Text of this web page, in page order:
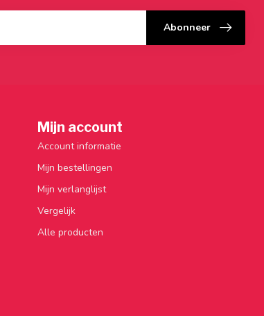
Abonneer
Mijn account
Account informatie
Mijn bestellingen
Mijn verlanglijst
Vergelijk
Alle producten